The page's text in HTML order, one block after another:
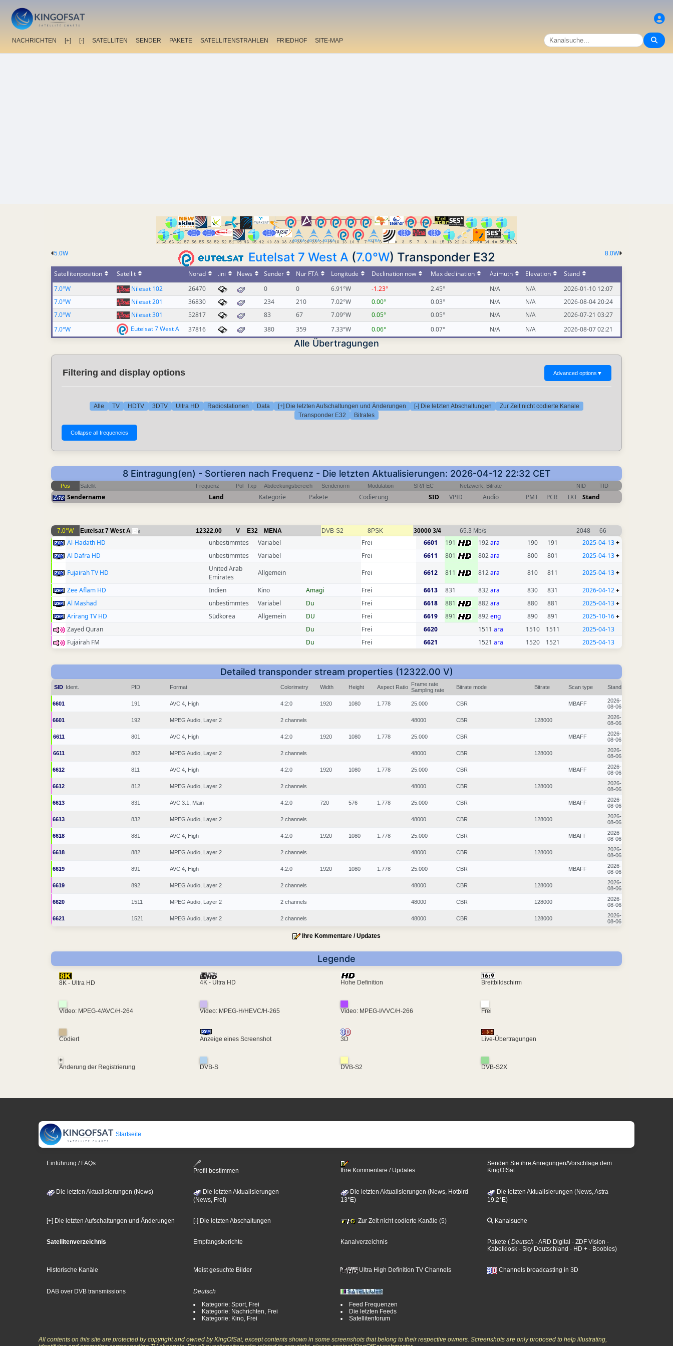
NACHRICHTEN [+] [-] SATELLITEN SENDER PAKETE SATELLITENSTRAHLEN FRIEDHOF SITE-MAP
8.0W
5.0W Eutelsat 7 West A (7.0°W) Transponder E32
Satellitenposition Satellit Norad .ini News Sender Nur FTA Longitude Declination now Max declination Azimuth Elevation
Stand
7.0°W
Nilesat 102 26470 0 0 6.91°W -1.23° 2.45° N/A N/A
2026-01-10 12:07
7.0°W
Nilesat 201 36830 234 210 7.02°W 0.00° 0.03° N/A N/A
2026-08-04 20:24
7.0°W
Nilesat 301 52817 83 67 7.09°W 0.05° 0.05° N/A N/A
2026-07-21 03:27
7.0°W
Eutelsat 7 West A 37816 380 359 7.33°W 0.06° 0.07° N/A N/A 2026-08-07 02:21
Alle Übertragungen
Filtering and display options Advanced options ▼
Alle TV HDTV 3DTV Ultra HD Radiostationen Data [+] Die letzten Aufschaltungen und Änderungen [-] Die letzten Abschaltungen
Zur Zeit nicht codierte Kanäle
Transponder E32
Bitrates
8 Eintragung(en) - Sortieren nach Frequenz - Die letzten Aktualisierungen: 2026-04-12 22:32 CET
Pos Satellit Frequenz Pol Txp Abdeckungsbereich Sendenorm Modulation SR/FEC Netzwerk, Bitrate NID TID
Sendername Land Kategorie Pakete Codierung SID VPID Audio PMT PCR TXT Stand
7.0°W Eutelsat 7 West A 8 12322.00 V E32 MENA DVB-S2 8PSK 30000 3/4 65.3 Mb/s 2048 66
Al-Hadath HD unbestimmtes Variabel Frei 6601 191 192ara 190 191 2025-04-13+
Al Dafra HD
unbestimmtes Variabel Frei 6611 801 802ara 800 801 2025-04-13+
Fujairah TV HD
United Arab
Emirates
Allgemein Frei 6612 811 812ara 810 811 2025-04-13+
Zee Aflam HD Indien Kino Amagi Frei 6613 831 832ara 830 831 2026-04-12+
Al Mashad
unbestimmtes Variabel Du Frei 6618 881 882ara 880 881 2025-04-13+
Arirang TV HD
Südkorea Allgemein DU Frei 6619 891 892eng 890 891 2025-10-16+
Zayed Quran
Du Frei 6620 1511 ara 1510 1511
2025-04-13
Fujairah FM
Du Frei 6621 1521 ara 1520 1521 2025-04-13
Detailed transponder stream properties (12322.00 V)
SID Ident. PID Format Colorimetry Width Height Aspect Ratio Frame rate
Sampling rate
Bitrate mode Bitrate Scan type Stand
6601 191 AVC 4, High 4:2:0 1920 1080 1.778 25.000 CBR MBAFF
2026-
08-06
6601 192 MPEG Audio, Layer 2 2 channels 48000 CBR 128000
2026-
08-06
6611 801 AVC 4, High 4:2:0 1920 1080 1.778 25.000 CBR MBAFF
2026-
08-06
6611 802 MPEG Audio, Layer 2 2 channels 48000 CBR 128000
2026-
08-06
6612 811 AVC 4, High 4:2:0 1920 1080 1.778 25.000 CBR MBAFF
2026-
08-06
6612 812 MPEG Audio, Layer 2 2 channels 48000 CBR 128000
2026-
08-06
6613 831 AVC 3.1, Main 4:2:0 720 576 1.778 25.000 CBR MBAFF
2026-
08-06
6613 832 MPEG Audio, Layer 2 2 channels 48000 CBR 128000
2026-
08-06
6618 881 AVC 4, High 4:2:0 1920 1080 1.778 25.000 CBR MBAFF
2026-
08-06
6618 882 MPEG Audio, Layer 2 2 channels 48000 CBR 128000
2026-
08-06
6619 891 AVC 4, High 4:2:0 1920 1080 1.778 25.000 CBR MBAFF
2026-
08-06
6619 892 MPEG Audio, Layer 2 2 channels 48000 CBR 128000
2026-
08-06
6620 1511 MPEG Audio, Layer 2 2 channels 48000 CBR 128000
2026-
08-06
6621 1521 MPEG Audio, Layer 2 2 channels 48000 CBR 128000
2026-
08-06
Ihre Kommentare / Updates
Legende
8K - Ultra HD 4K - Ultra HD Hohe Definition Breitbildschirm
Video: MPEG-4/AVC/H-264 Video: MPEG-H/HEVC/H-265 Video: MPEG-I/VVC/H-266 Frei
Codiert Anzeige eines Screenshot 3D Live-Übertragungen
+
Änderung der Registrierung
DVB-S DVB-S2 DVB-S2X
Startseite
Einführung / FAQs
Profil bestimmen
Ihre Kommentare / Updates
Senden Sie ihre Anregungen/Vorschläge dem
KingOfSat
Die letzten Aktualisierungen (News)
Die letzten Aktualisierungen
(News, Frei)
Die letzten Aktualisierungen (News, Hotbird
13°E)
Die letzten Aktualisierungen (News, Astra
19,2°E)
[+] Die letzten Aufschaltungen und Änderungen [-] Die letzten Abschaltungen Zur Zeit nicht codierte Kanäle (5) Kanalsuche
Sateliitenverzeichnis Empfangsberichte Kanalverzeichnis Pakete ( Deutsch - ARD Digital - ZDF Vision -
Kabelkiosk - Sky Deutschland - HD + - Boobles)
Historische Kanäle Meist gesuchte Bilder Ultra High Definition TV Channels Channels broadcasting in 3D
DAB over DVB transmissions
Deutsch
Kategorie: Sport, Frei
Kategorie: Nachrichten, Frei
Kategorie: Kino, Frei
Feed Frequenzen
Die letzten Feeds
Satellitenforum
All contents on this site are protected by copyright and owned by KingOfSat, except contents shown in some screenshots that belong to their respective owners. Screenshots are only proposed to help illustrating,